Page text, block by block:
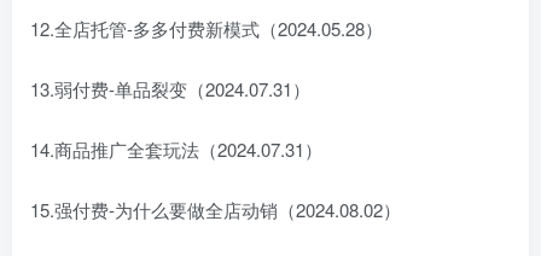
12.全店托管-多多付费新模式（2024.05.28）
13.弱付费-单品裂变（2024.07.31）
14.商品推广全套玩法（2024.07.31）
15.强付费-为什么要做全店动销（2024.08.02）